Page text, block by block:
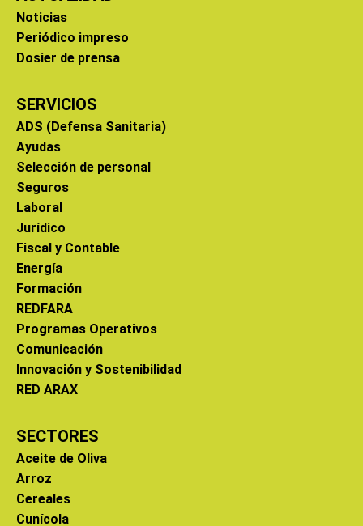
Noticias
Periódico impreso
Dosier de prensa
SERVICIOS
ADS (Defensa Sanitaria)
Ayudas
Selección de personal
Seguros
Laboral
Jurídico
Fiscal y Contable
Energía
Formación
REDFARA
Programas Operativos
Comunicación
Innovación y Sostenibilidad
RED ARAX
SECTORES
Aceite de Oliva
Arroz
Cereales
Cunícola